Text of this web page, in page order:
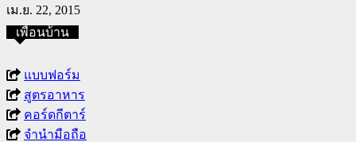
เม.ย. 22, 2015
เพื่อนบ้าน
แบบฟอร์ม
สูตรอาหาร
คอร์ดกีตาร์
จำนำมือถือ